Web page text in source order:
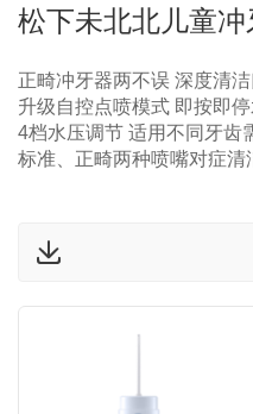
松下未北北儿童
正畸冲牙器两不误 深度清
升级自控点喷模式 即按即
4档水压调节 适用不同牙齿
标准、正畸两种喷嘴对症清